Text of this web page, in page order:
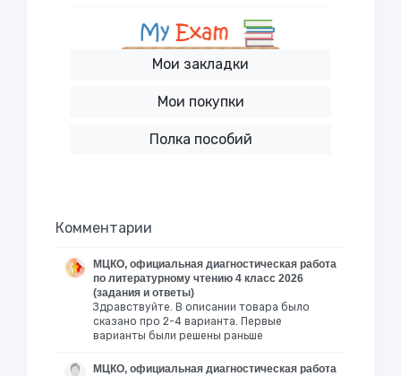
Мои закладки
Мои покупки
Полка пособий
Комментарии
МЦКО, официальная диагностическая работа
по литературному чтению 4 класс 2026
(задания и ответы)
Здравствуйте. В описании товара было
сказано про 2-4 варианта. Первые
варианты были решены раньше
МЦКО, официальная диагностическая работа